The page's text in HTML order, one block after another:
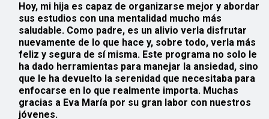
Hoy, mi hija es capaz de organizarse mejor y abordar
sus estudios con una mentalidad mucho más
saludable. Como padre, es un alivio verla disfrutar
nuevamente de lo que hace y, sobre todo, verla más
feliz y segura de sí misma. Este programa no solo le
ha dado herramientas para manejar la ansiedad, sino
que le ha devuelto la serenidad que necesitaba para
enfocarse en lo que realmente importa. Muchas
gracias a Eva María por su gran labor con nuestros
jóvenes.